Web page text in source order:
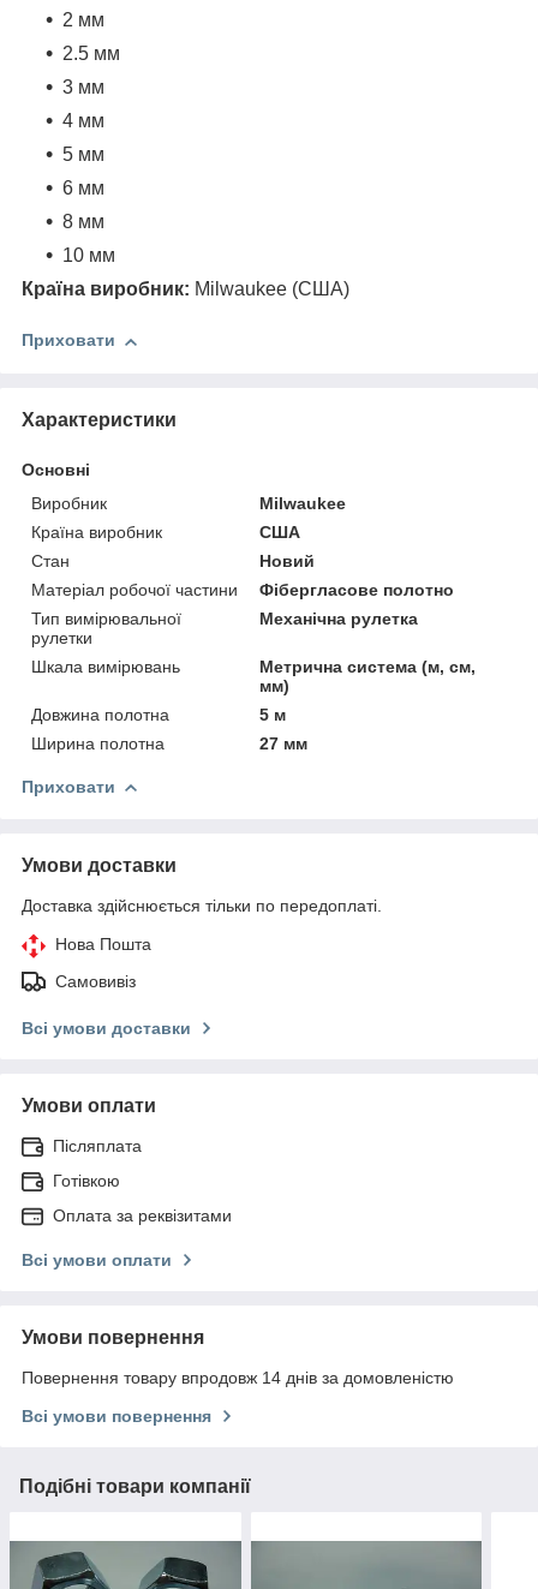
2 мм
2.5 мм
3 мм
4 мм
5 мм
6 мм
8 мм
10 мм
Країна виробник: Milwaukee (США)
Приховати
Характеристики
Основні
Виробник
Milwaukee
Країна виробник
США
Стан
Новий
Матеріал робочої частини
Фібергласове полотно
Тип вимірювальної
рулетки
Механічна рулетка
Шкала вимірювань
Метрична система (м, см,
мм)
Довжина полотна
5 м
Ширина полотна
27 мм
Приховати
Умови доставки
Доставка здійснюється тільки по передоплаті.
Нова Пошта
Самовивіз
Всі умови доставки
Умови оплати
Післяплата
Готівкою
Оплата за реквізитами
Всі умови оплати
Умови повернення
Повернення товару впродовж 14 днів за домовленістю
Всі умови повернення
Подібні товари компанії